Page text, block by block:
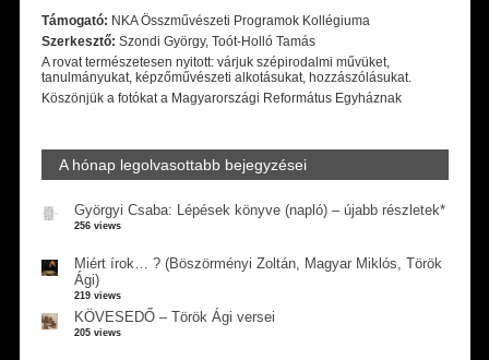
Támogató: NKA Összművészeti Programok Kollégiuma
Szerkesztő: Szondi György, Toót-Holló Tamás
A rovat természetesen nyitott: várjuk szépirodalmi művüket,
tanulmányukat, képzőművészeti alkotásukat, hozzászólásukat.
Köszönjük a fotókat a Magyarországi Református Egyháznak
A hónap legolvasottabb bejegyzései
Györgyi Csaba: Lépések könyve (napló) – újabb részletek*
256 views
Miért írok… ? (Böszörményi Zoltán, Magyar Miklós, Török
Ági)
219 views
KÖVESEDŐ – Török Ági versei
205 views